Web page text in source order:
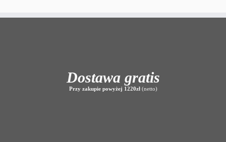
Dostawa gratis
Przy zakupie powyżej 1220zł(netto)